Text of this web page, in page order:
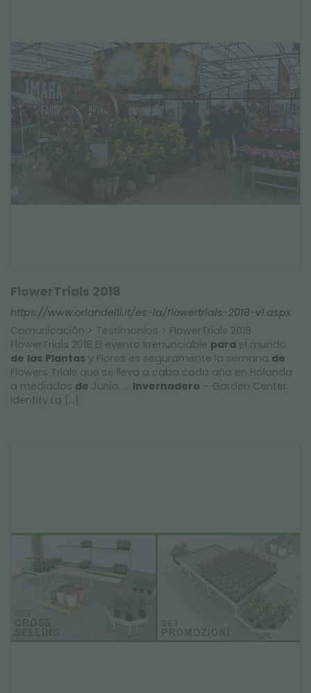
FlowerTrials 2018
https://www.orlandelli.it/es-la/flowertrials-2018-v1.aspx
Comunicación > Testimonios > FlowerTrials 2018
FlowerTrials 2018 El evento irrenunciable para el mundo
de las Plantas y Flores es seguramente la semana de
Flowers Trials que se lleva a cabo cada año en Holanda
a mediados de Junio. ... Invernadero – Garden Center
Identity La [...]